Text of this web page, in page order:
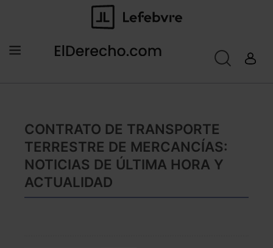
CONTRATO DE TRANSPORTE
TERRESTRE DE MERCANCÍAS:
NOTICIAS DE ÚLTIMA HORA Y
ACTUALIDAD